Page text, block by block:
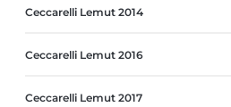
Ceccarelli Lemut 2014
Ceccarelli Lemut 2016
Ceccarelli Lemut 2017